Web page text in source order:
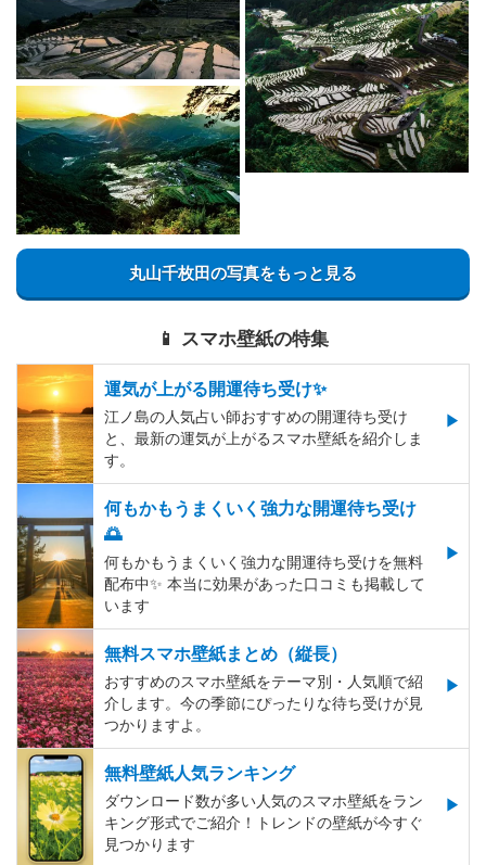
丸山千枚田の写真をもっと見る
📱 スマホ壁紙の特集
運気が上がる開運待ち受け✨
江ノ島の人気占い師おすすめの開運待ち受け
と、最新の運気が上がるスマホ壁紙を紹介しま
す。
何もかもうまくいく強力な開運待ち受け
🌅
何もかもうまくいく強力な開運待ち受けを無料
配布中✨️ 本当に効果があった口コミも掲載して
います
無料スマホ壁紙まとめ（縦長）
おすすめのスマホ壁紙をテーマ別・人気順で紹
介します。今の季節にぴったりな待ち受けが見
つかりますよ。
無料壁紙人気ランキング
ダウンロード数が多い人気のスマホ壁紙をラン
キング形式でご紹介！トレンドの壁紙が今すぐ
見つかります